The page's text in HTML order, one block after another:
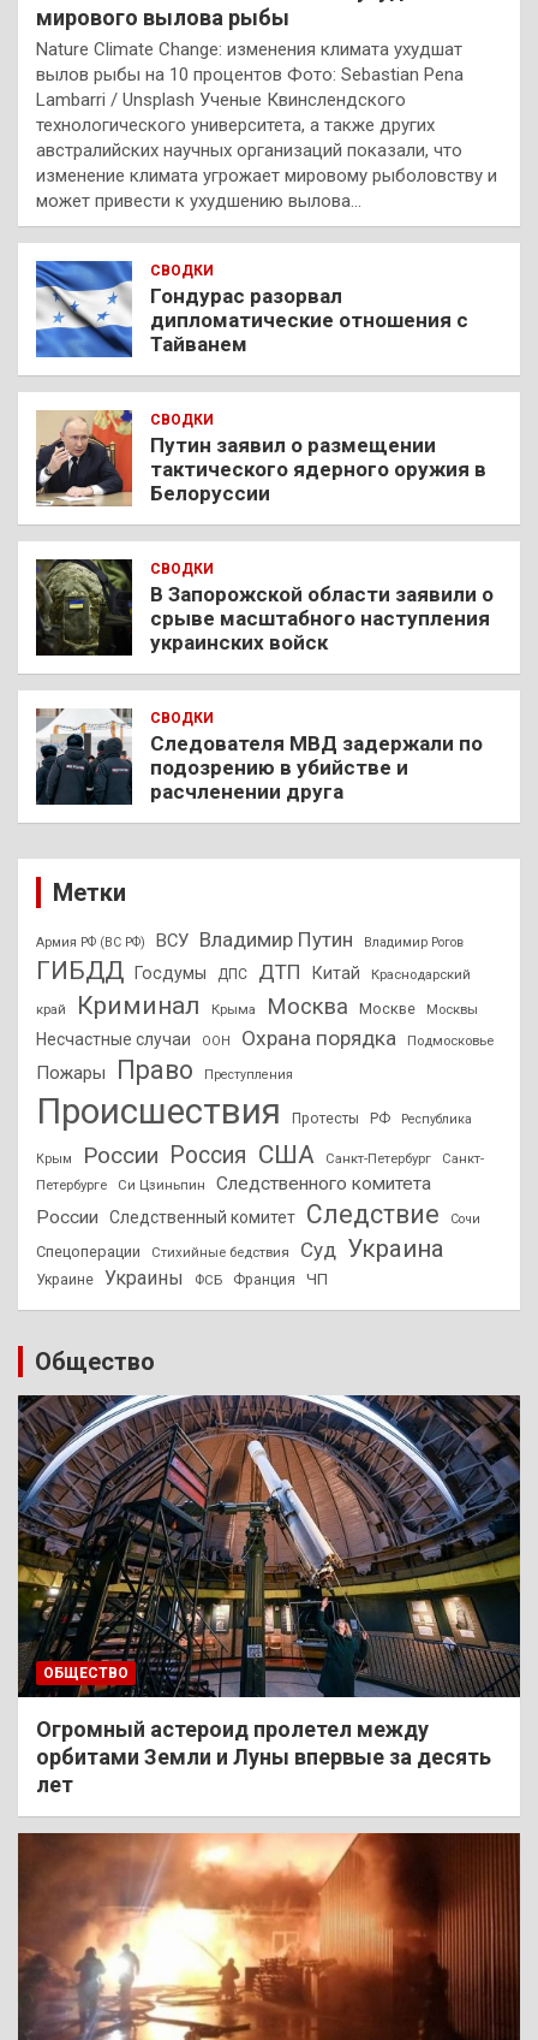
мирового вылова рыбы
Nature Climate Change: изменения климата ухудшат
вылов рыбы на 10 процентов Фото: Sebastian Pena
Lambarri / Unsplash Ученые Квинслендского
технологического университета, а также других
австралийских научных организаций показали, что
изменение климата угрожает мировому рыболовству и
может привести к ухудшению вылова…
СВОДКИ
Гондурас разорвал
дипломатические отношения с
Тайванем
СВОДКИ
Путин заявил о размещении
тактического ядерного оружия в
Белоруссии
СВОДКИ
В Запорожской области заявили о
срыве масштабного наступления
украинских войск
СВОДКИ
Следователя МВД задержали по
подозрению в убийстве и
расчленении друга
Метки
Армия РФ (ВС РФ) ВСУ Владимир Путин Владимир Рогов
ГИБДД Госдумы ДПС ДТП Китай Краснодарский
край Криминал Крыма Москва Москве Москвы
Несчастные случаи ООН Охрана порядка Подмосковье
Пожары Право Преступления
Происшествия Протесты РФ Республика
Крым России Россия США Санкт-Петербург
Санкт-
Петербурге
Си Цзиньпин
Следственного комитета
России
Следственный комитет Следствие Сочи
Спецоперации Стихийные бедствия Суд Украина
Украине Украины ФСБ Франция ЧП
Общество
ОБЩЕСТВО
Огромный астероид пролетел между
орбитами Земли и Луны впервые за десять
лет